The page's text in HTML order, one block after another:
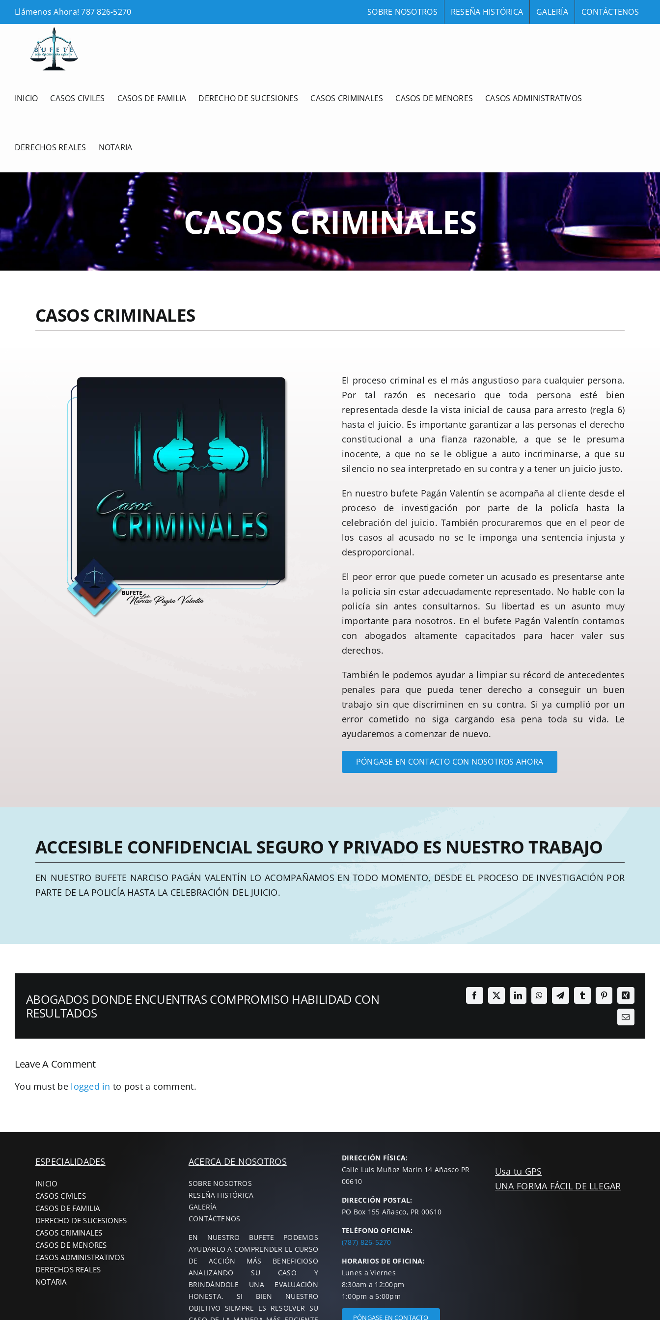
Skip
to
Llámenos Ahora! 787 826-5270 SOBRE NOSOTROS RESEÑA HISTÓRICA GALERÍA CONTÁCTENOS
INICIO CASOS CIVILES CASOS DE FAMILIA DERECHO DE SUCESIONES CASOS CRIMINALES CASOS DE MENORES CASOS ADMINISTRATIVOS
DERECHOS REALES NOTARIA
CASOS CRIMINALES
CASOS CRIMINALES
El proceso criminal es el más angustioso para cualquier persona.
Por tal razón es necesario que toda persona esté bien
representada desde la vista inicial de causa para arresto (regla 6)
hasta el juicio. Es importante garantizar a las personas el derecho
constitucional a una fianza razonable, a que se le presuma
inocente, a que no se le obligue a auto incriminarse, a que su
silencio no sea interpretado en su contra y a tener un juicio justo.
En nuestro bufete Pagán Valentín se acompaña al cliente desde el
proceso de investigación por parte de la policía hasta la
celebración del juicio. También procuraremos que en el peor de
los casos al acusado no se le imponga una sentencia injusta y
desproporcional.
El peor error que puede cometer un acusado es presentarse ante
la policía sin estar adecuadamente representado. No hable con la
policía sin antes consultarnos. Su libertad es un asunto muy
importante para nosotros. En el bufete Pagán Valentín contamos
con abogados altamente capacitados para hacer valer sus
derechos.
También le podemos ayudar a limpiar su récord de antecedentes
penales para que pueda tener derecho a conseguir un buen
trabajo sin que discriminen en su contra. Si ya cumplió por un
error cometido no siga cargando esa pena toda su vida. Le
ayudaremos a comenzar de nuevo.
PÓNGASE EN CONTACTO CON NOSOTROS AHORA
ACCESIBLE CONFIDENCIAL SEGURO Y PRIVADO ES NUESTRO TRABAJO
EN NUESTRO BUFETE NARCISO PAGÁN VALENTÍN LO ACOMPAÑAMOS EN TODO MOMENTO, DESDE EL PROCESO DE INVESTIGACIÓN POR
PARTE DE LA POLICÍA HASTA LA CELEBRACIÓN DEL JUICIO.
ABOGADOS DONDE ENCUENTRAS COMPROMISO HABILIDAD CON
RESULTADOS
Facebook
X LinkedInWhatsAppTelegramTumblrPinterestXing
Email
Leave A Comment
You must be logged in to post a comment.
ESPECIALIDADES
INICIO
CASOS CIVILES
CASOS DE FAMILIA
DERECHO DE SUCESIONES
CASOS CRIMINALES
CASOS DE MENORES
CASOS ADMINISTRATIVOS
DERECHOS REALES
NOTARIA
ACERCA DE NOSOTROS
SOBRE NOSOTROS
RESEÑA HISTÓRICA
GALERÍA
CONTÁCTENOS
EN NUESTRO BUFETE PODEMOS
AYUDARLO A COMPRENDER EL CURSO
DE ACCIÓN MÁS BENEFICIOSO
ANALIZANDO SU CASO Y
BRINDÁNDOLE UNA EVALUACIÓN
HONESTA. SI BIEN NUESTRO
OBJETIVO SIEMPRE ES RESOLVER SU
DIRECCIÓN FÍSICA:
Calle Luis Muñoz Marín 14 Añasco PR
00610
DIRECCIÓN POSTAL:
PO Box 155 Añasco, PR 00610
TELÉFONO OFICINA:
(787) 826-5270
HORARIOS DE OFICINA:
Lunes a Viernes
8:30am a 12:00pm
1:00pm a 5:00pm
PÓNGASE EN CONTACTO
Usa tu GPS
UNA FORMA FÁCIL DE LLEGAR